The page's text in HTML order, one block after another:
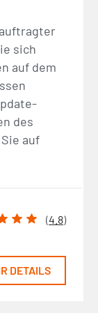
sich
auf dem
des
auf
(4.8)
DETAILS